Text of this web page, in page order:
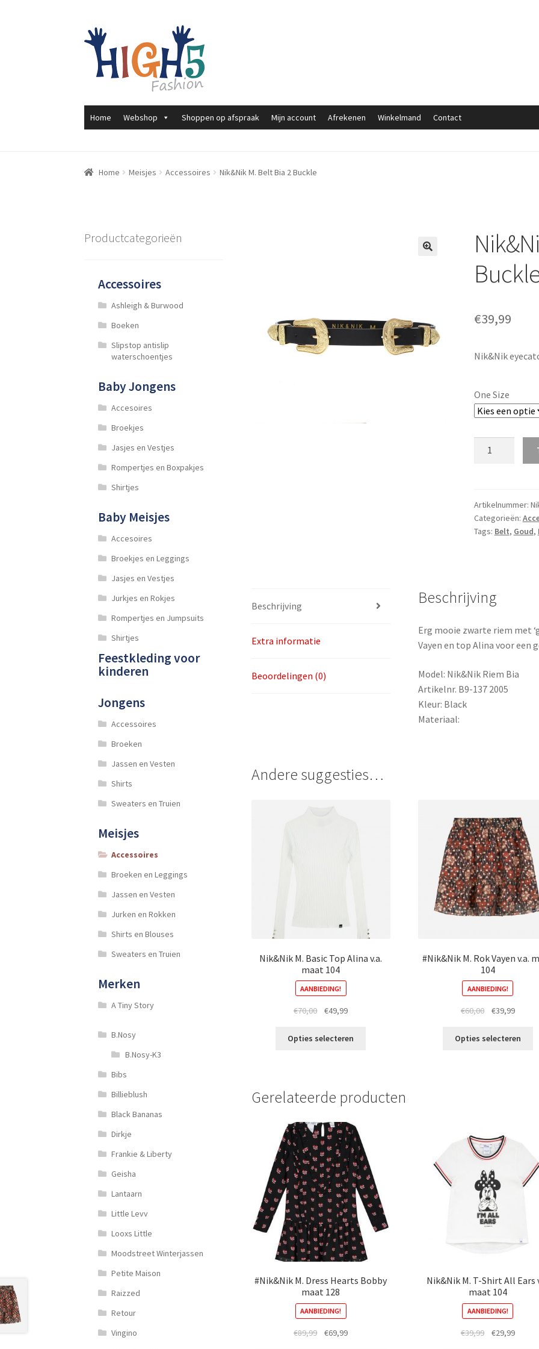
Ga
door
naar
navigatie
Ga
direct
naar
Home Webshop Shoppen op afspraak Mijn account Afrekenen Winkelmand Contact
Home Meisjes Accessoires Nik&Nik M. Belt Bia 2 Buckle
€39,99
Nik&Nik
One Size
2
Buckle
aantal
Artikelnummer:
Categorieën:
Tags: Belt, Goud,
Beschrijving
Extra informatie
Beoordelingen (0)
Beschrijving
Erg mooie zwarte riem met
Vayen en top Alina voor een
Model: Nik&Nik Riem Bia
Artikelnr. B9-137 2005
Kleur: Black
Materiaal:
Andere suggesties…
Nik&Nik M. Basic Top Alina v.a.
maat 104
AANBIEDING!
€70,00
Oorspronkelijke
was:
€49,99Huidige
is:
Opties selecteren
Deze
worden
op
de
productpagina
#Nik&Nik M. Rok Vayen v.a.
104
AANBIEDING!
€60,00
Oorspronkelijke
was:
€39,99Huidige
is:
Opties selecteren
de
Gerelateerde producten
#Nik&Nik M. Dress Hearts Bobby
maat 128
AANBIEDING!
€89,99
Oorspronkelijke
€69,99Huidige
Nik&Nik M. T-Shirt All Ears
maat 104
AANBIEDING!
€39,99
Oorspronkelijke
€29,99Huidige
Productcategorieën
Accessoires
Ashleigh & Burwood
Boeken
Slipstop antislip
waterschoentjes
Baby Jongens
Accesoires
Broekjes
Jasjes en Vestjes
Rompertjes en Boxpakjes
Shirtjes
Baby Meisjes
Accesoires
Broekjes en Leggings
Jasjes en Vestjes
Jurkjes en Rokjes
Rompertjes en Jumpsuits
Shirtjes
Feestkleding voor
kinderen
Jongens
Accessoires
Broeken
Jassen en Vesten
Shirts
Sweaters en Truien
Meisjes
Accessoires
Broeken en Leggings
Jassen en Vesten
Jurken en Rokken
Shirts en Blouses
Sweaters en Truien
Merken
A Tiny Story
B.Nosy
B.Nosy-K3
Bibs
Billieblush
Black Bananas
Dirkje
Frankie & Liberty
Geisha
Lantaarn
Little Levv
Looxs Little
Moodstreet Winterjassen
Petite Maison
Raizzed
Retour
Vingino